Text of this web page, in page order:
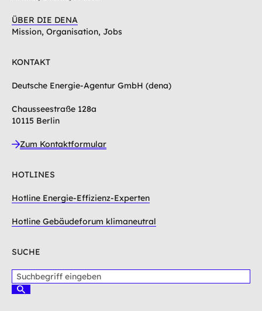
ÜBER DIE DENA
Mission, Organisation, Jobs
KONTAKT
Deutsche Energie-Agentur GmbH (dena)
Chausseestraße 128a
10115 Berlin
Zum Kontaktformular
HOTLINES
Hotline Energie-Effizienz-Experten
Hotline Gebäudeforum klimaneutral
SUCHE
u
S